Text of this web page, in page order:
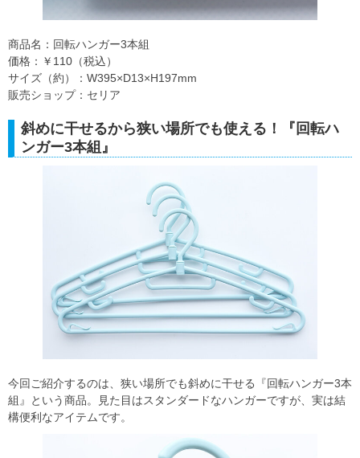
商品名：回転ハンガー3本組
価格：￥110（税込）
サイズ（約）：W395×D13×H197mm
販売ショップ：セリア
斜めに干せるから狭い場所でも使える！『回転ハ
ンガー3本組』
今回ご紹介するのは、狭い場所でも斜めに干せる『回転ハンガー3本
組』という商品。見た目はスタンダードなハンガーですが、実は結
構便利なアイテムです。